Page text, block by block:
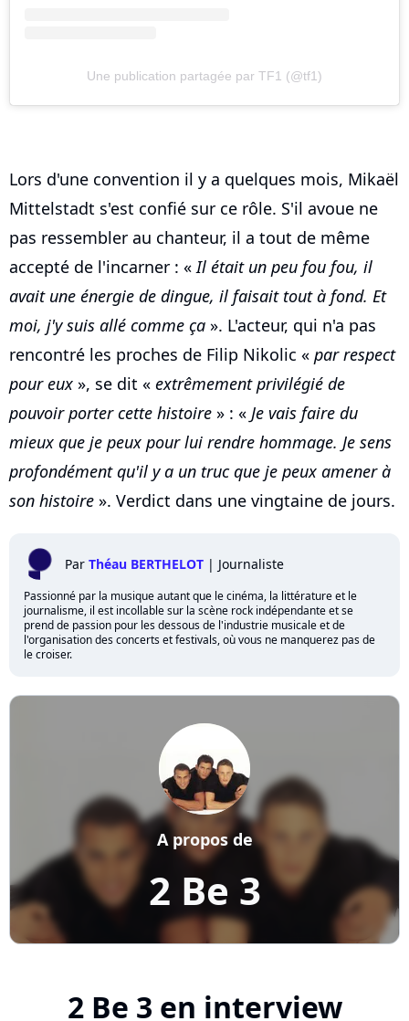
Une publication partagée par TF1 (@tf1)
Lors d'une convention il y a quelques mois, Mikaël
Mittelstadt s'est confié sur ce rôle. S'il avoue ne
pas ressembler au chanteur, il a tout de même
accepté de l'incarner : « Il était un peu fou fou, il
avait une énergie de dingue, il faisait tout à fond. Et
moi, j'y suis allé comme ça ». L'acteur, qui n'a pas
rencontré les proches de Filip Nikolic « par respect
pour eux », se dit « extrêmement privilégié de
pouvoir porter cette histoire » : « Je vais faire du
mieux que je peux pour lui rendre hommage. Je sens
profondément qu'il y a un truc que je peux amener à
son histoire ». Verdict dans une vingtaine de jours.
Par Théau BERTHELOT | Journaliste
Passionné par la musique autant que le cinéma, la littérature et le
journalisme, il est incollable sur la scène rock indépendante et se
prend de passion pour les dessous de l'industrie musicale et de
l'organisation des concerts et festivals, où vous ne manquerez pas de
le croiser.
2 Be 3
A propos de
2 Be 3 en interview